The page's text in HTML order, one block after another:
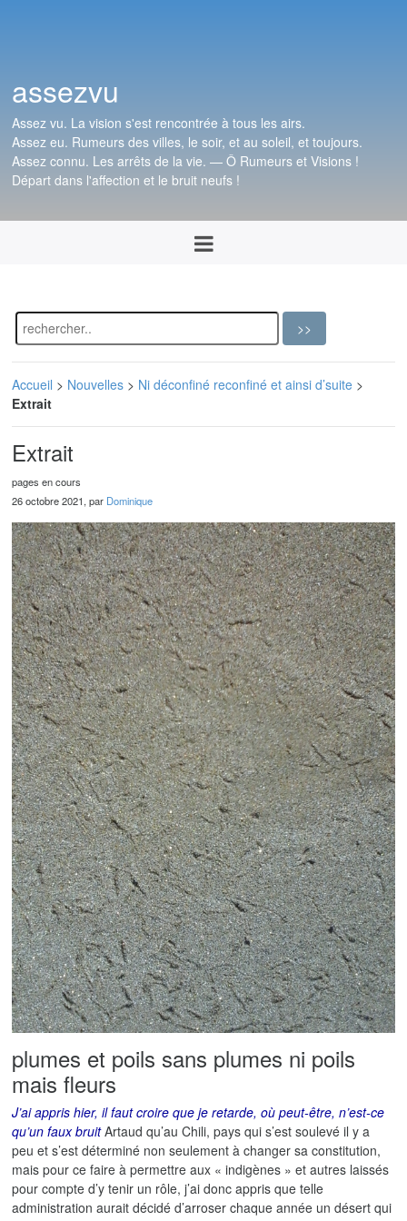
assezvu
Assez vu. La vision s'est rencontrée à tous les airs.
Assez eu. Rumeurs des villes, le soir, et au soleil, et toujours.
Assez connu. Les arrêts de la vie. — Ô Rumeurs et Visions !
Départ dans l'affection et le bruit neufs !
Accueil > Nouvelles > Ni déconfiné reconfiné et ainsi d’suite >
Extrait
Extrait
pages en cours
26 octobre 2021, par Dominique
plumes et poils sans plumes ni poils
mais fleurs
J’ai appris hier, il faut croire que je retarde, où peut-être, n’est-ce
qu’un faux bruit Artaud qu’au Chili, pays qui s’est soulevé il y a
peu et s’est déterminé non seulement à changer sa constitution,
mais pour ce faire à permettre aux « indigènes » et autres laissés
pour compte d’y tenir un rôle, j’ai donc appris que telle
administration aurait décidé d’arroser chaque année un désert qui